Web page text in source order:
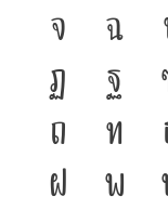
จ
ฉ
ฏ
ฐ
ถ
ท
ฝ
พ